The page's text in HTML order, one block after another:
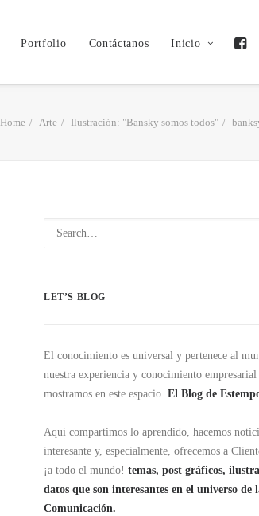
Portfolio Contáctanos Inicio
Home Arte Ilustración: "Bansky somos todos"
LET’S BLOG
El conocimiento es universal y pertenece al
nuestra experiencia y conocimiento
mostramos en este espacio. El Blog de
Aquí compartimos lo aprendido, hacemos
interesante y, especialmente, ofrecemos a
¡a todo el mundo! temas, post gráficos,
datos que son interesantes en el universo de
Comunicación.